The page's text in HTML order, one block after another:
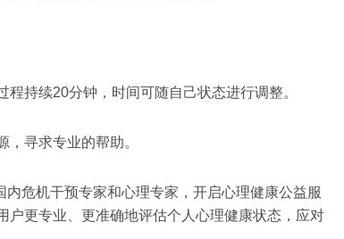
持续20分钟，时间可随自己状态进行调整。
寻求专业的帮助。
危机干预专家和心理专家，开启心理健康公益服
更专业、更准确地评估个人心理健康状态，应对